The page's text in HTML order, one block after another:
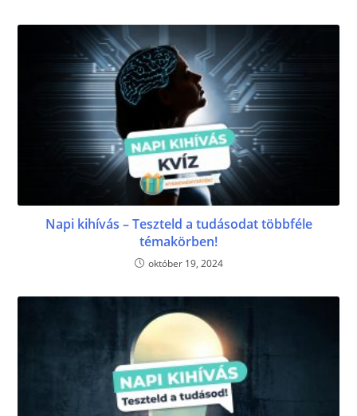
Napi kihívás – Teszteld a tudásodat többféle
témakörben!
október 19, 2024